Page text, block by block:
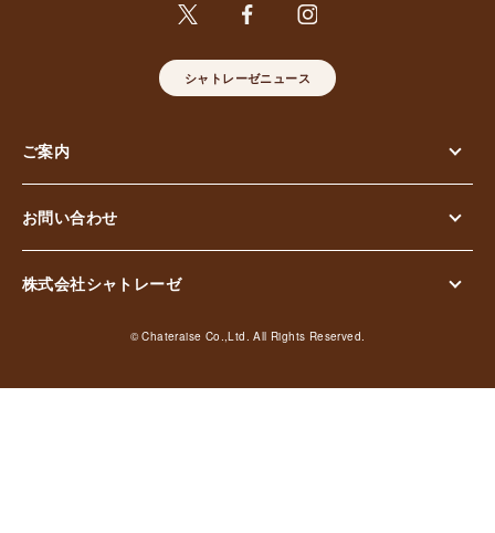
シャトレーゼニュース
ご案内
お問い合わせ
株式会社シャトレーゼ
© Chateraise Co.,Ltd. All Rights Reserved.